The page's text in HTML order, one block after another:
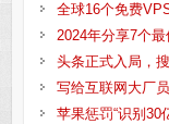
全球16个免费
2024年分享7个
头条正式入局，
写给互联网大厂
苹果惩罚“识别30